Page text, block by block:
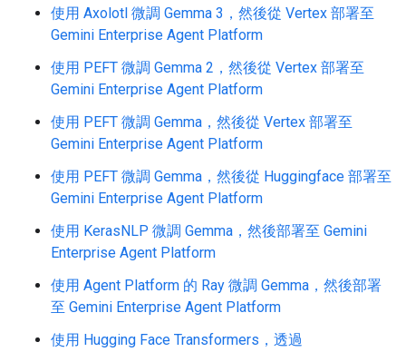
使用 Axolotl 微調 Gemma 3，然後從 Vertex 部署至
Gemini Enterprise Agent Platform
使用 PEFT 微調 Gemma 2，然後從 Vertex 部署至
Gemini Enterprise Agent Platform
使用 PEFT 微調 Gemma，然後從 Vertex 部署至
Gemini Enterprise Agent Platform
使用 PEFT 微調 Gemma，然後從 Huggingface 部署至
Gemini Enterprise Agent Platform
使用 KerasNLP 微調 Gemma，然後部署至 Gemini
Enterprise Agent Platform
使用 Agent Platform 的 Ray 微調 Gemma，然後部署
至 Gemini Enterprise Agent Platform
使用 Hugging Face Transformers，透過